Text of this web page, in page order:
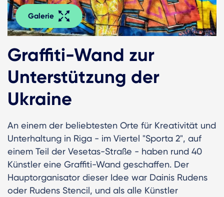
Galerie
Graffiti-Wand zur
Unterstützung der
Ukraine
An einem der beliebtesten Orte für Kreativität und
Unterhaltung in Riga - im Viertel "Sporta 2", auf
einem Teil der Vesetas-Straße - haben rund 40
Künstler eine Graffiti-Wand geschaffen. Der
Hauptorganisator dieser Idee war Dainis Rudens
oder Rudens Stencil, und als alle Künstler